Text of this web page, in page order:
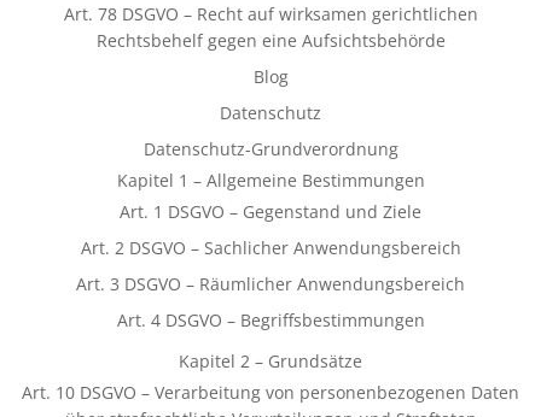
Art. 78 DSGVO – Recht auf wirksamen gerichtlichen
Rechtsbehelf gegen eine Aufsichtsbehörde
Blog
Datenschutz
Datenschutz-Grundverordnung
Kapitel 1 – Allgemeine Bestimmungen
Art. 1 DSGVO – Gegenstand und Ziele
Art. 2 DSGVO – Sachlicher Anwendungsbereich
Art. 3 DSGVO – Räumlicher Anwendungsbereich
Art. 4 DSGVO – Begriffsbestimmungen
Kapitel 2 – Grundsätze
Art. 10 DSGVO – Verarbeitung von personenbezogenen Daten